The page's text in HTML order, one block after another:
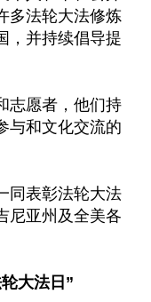
多法轮大法修炼
，并持续倡导提
志愿者，他们持
与和文化交流的
同表彰法轮大法
尼亚州及全美各
大法日”